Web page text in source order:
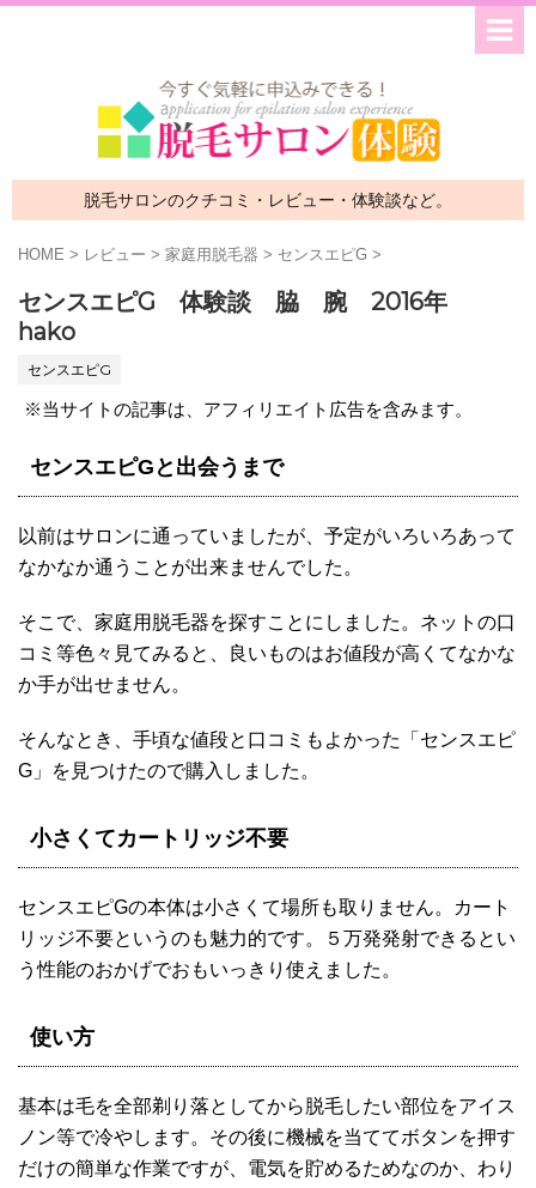
脱毛サロンのクチコミ・レビュー・体験談など。
HOME > レビュー > 家庭用脱毛器 > センスエピG >
センスエピG 体験談 脇 腕 2016年
hako
センスエピG
※当サイトの記事は、アフィリエイト広告を含みます。
センスエピGと出会うまで
以前はサロンに通っていましたが、予定がいろいろあって
なかなか通うことが出来ませんでした。
そこで、家庭用脱毛器を探すことにしました。ネットの口
コミ等色々見てみると、良いものはお値段が高くてなかな
か手が出せません。
そんなとき、手頃な値段と口コミもよかった「センスエピ
G」を見つけたので購入しました。
小さくてカートリッジ不要
センスエピGの本体は小さくて場所も取りません。カート
リッジ不要というのも魅力的です。５万発発射できるとい
う性能のおかげでおもいっきり使えました。
使い方
基本は毛を全部剃り落としてから脱毛したい部位をアイス
ノン等で冷やします。その後に機械を当ててボタンを押す
だけの簡単な作業ですが、電気を貯めるためなのか、わり